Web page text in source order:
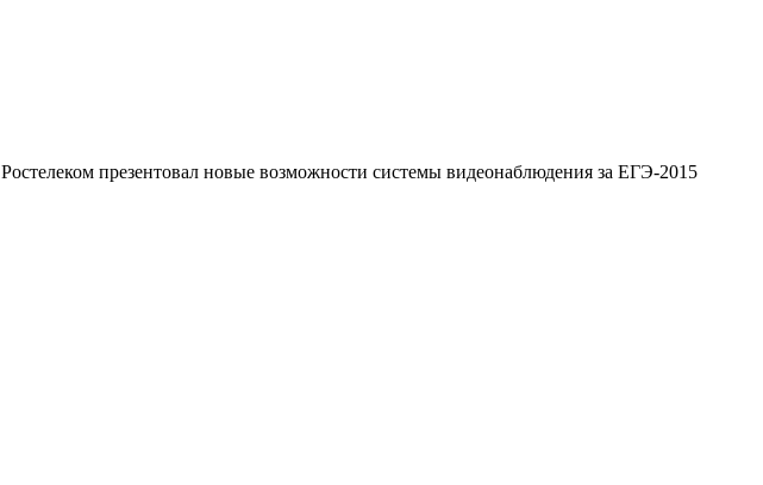
Ростелеком презентовал новые возможности системы видеонаблюдения за ЕГЭ-2015